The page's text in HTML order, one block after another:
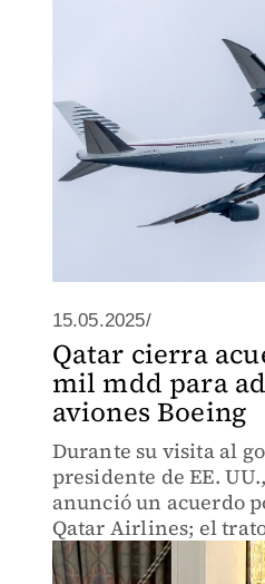
15.05.2025/
Qatar cierra
mil mdd para
aviones Boeing
Durante su visita al
presidente de EE.
anunció un acuerdo
Qatar Airlines; el
segunda escala de su